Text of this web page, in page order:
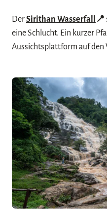
DerSirithan Wasserfall 📍
eine Schlucht. Ein kurzer
Aussichtsplattform auf den